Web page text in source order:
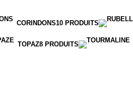
CORINDONS10 PRODUITS
TOPAZ8 PRODUITS